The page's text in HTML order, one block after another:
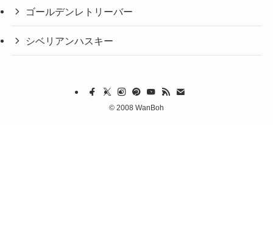
ゴールデンレトリーバー
シベリアンハスキー
© 2008 WanBoh